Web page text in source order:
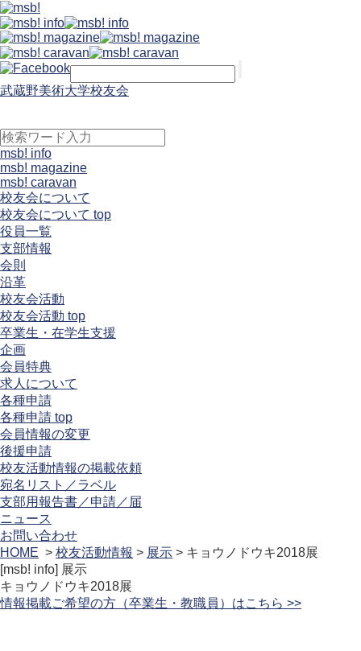
武蔵野美術大学校友会
msb! info
msb! magazine
msb! caravan
校友会について
校友会について top
役員一覧
支部情報
会則
沿革
校友会活動
校友会活動 top
卒業生・在学生支援
企画
会員特典
求人について
各種申請
各種申請 top
会員情報の変更
後援申請
校友活動情報の掲載依頼
宛名リスト／ラベル
支部用報告書／申請／届
ニュース
お問い合わせ
HOME > 校友活動情報 > 展示 > キョウノドウキ2018展
[msb! info] 展示
キョウノドウキ2018展
情報掲載ご希望の方（卒業生・教職員）はこちら >>